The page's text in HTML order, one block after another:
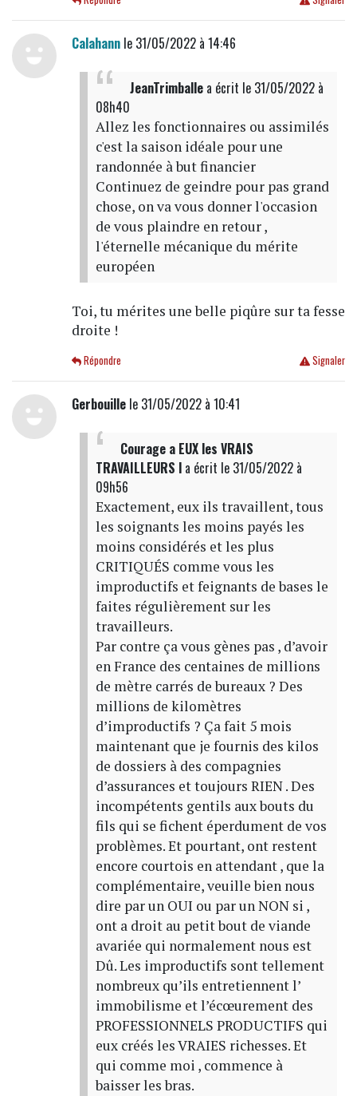
Calahannle 31/05/2022 à 14:46
JeanTrimballea écrit le 31/05/2022 à
08h40
Allez les fonctionnaires ou assimilés
c'est la saison idéale pour une
randonnée à but financier
Continuez de geindre pour pas grand
chose, on va vous donner l'occasion
de vous plaindre en retour ,
l'éternelle mécanique du mérite
européen
Toi, tu mérites une belle piqûre sur ta fesse
droite !
Signaler
Répondre
Gerbouillele 31/05/2022 à 10:41
Courage a EUX les VRAIS
TRAVAILLEURS la écrit le 31/05/2022 à
09h56
Exactement, eux ils travaillent, tous
les soignants les moins payés les
moins considérés et les plus
CRITIQUÉS comme vous les
improductifs et feignants de bases le
faites régulièrement sur les
travailleurs.
Par contre ça vous gènes pas , d’avoir
en France des centaines de millions
de mètre carrés de bureaux ? Des
millions de kilomètres
d’improductifs ? Ça fait 5 mois
maintenant que je fournis des kilos
de dossiers à des compagnies
d’assurances et toujours RIEN . Des
incompétents gentils aux bouts du
fils qui se fichent éperdument de vos
problèmes. Et pourtant, ont restent
encore courtois en attendant , que la
complémentaire, veuille bien nous
dire par un OUI ou par un NON si ,
ont a droit au petit bout de viande
avariée qui normalement nous est
Dû. Les improductifs sont tellement
nombreux qu’ils entretiennent l’
immobilisme et l’écœurement des
PROFESSIONNELS PRODUCTIFS qui
eux créés les VRAIES richesses. Et
qui comme moi , commence à
baisser les bras.